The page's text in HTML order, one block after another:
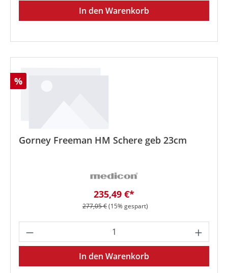
In den Warenkorb
Rabatt
%
Gorney Freeman HM Schere geb 23cm
Verkaufspreis:
235,49 €*
Regulärer Preis:
277,05 €(15% gespart)
Produkt Anzahl: Gib den
In den Warenkorb